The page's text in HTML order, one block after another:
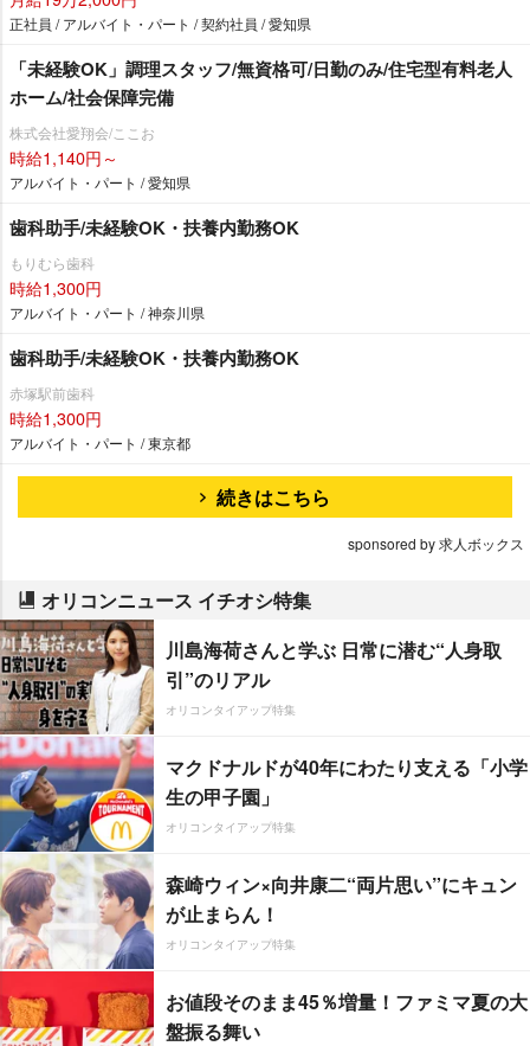
正社員 / アルバイト・パート / 契約社員 / 愛知県
「未経験OK」調理スタッフ/無資格可/日勤のみ/住宅型有料老人
ホーム/社会保障完備
株式会社愛翔会/ここお
時給1,140円～
アルバイト・パート / 愛知県
歯科助手/未経験OK・扶養内勤務OK
もりむら歯科
時給1,300円
アルバイト・パート / 神奈川県
歯科助手/未経験OK・扶養内勤務OK
赤塚駅前歯科
時給1,300円
アルバイト・パート / 東京都
続きはこちら
sponsored by 求人ボックス
オリコンニュース イチオシ特集
川島海荷さんと学ぶ 日常に潜む“人身取
引”のリアル
オリコンタイアップ特集
マクドナルドが40年にわたり支える「小学
生の甲子園」
オリコンタイアップ特集
森崎ウィン×向井康二“両片思い”にキュン
が止まらん！
オリコンタイアップ特集
お値段そのまま45％増量！ファミマ夏の大
盤振る舞い